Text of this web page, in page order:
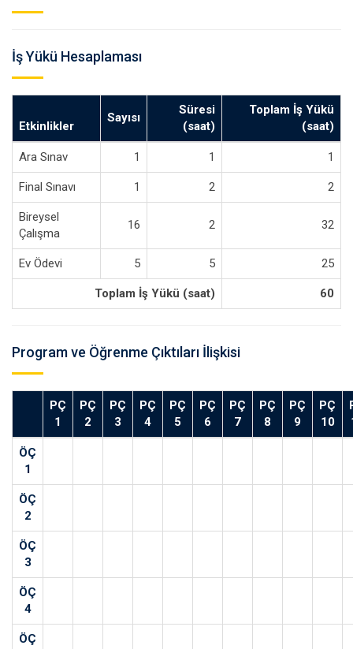
İş Yükü Hesaplaması
Etkinlikler
Sayısı
Süresi
(saat)
Toplam İş Yükü
(saat)
Ara Sınav 1 1 1
Final Sınavı 1 2 2
Bireysel
Çalışma
16 2 32
Ev Ödevi 5 5 25
Toplam İş Yükü (saat) 60
Program ve Öğrenme Çıktıları İlişkisi
PÇ
1
PÇ
2
PÇ
3
PÇ
4
PÇ
5
PÇ
6
PÇ
7
PÇ
8
PÇ
9
PÇ
10
ÖÇ
1
ÖÇ
2
ÖÇ
3
ÖÇ
4
ÖÇ